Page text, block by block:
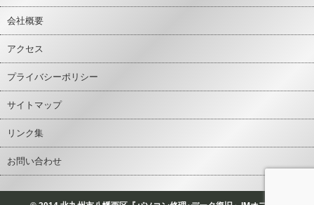
会社概要
アクセス
プライバシーポリシー
サイトマップ
リンク集
お問い合わせ